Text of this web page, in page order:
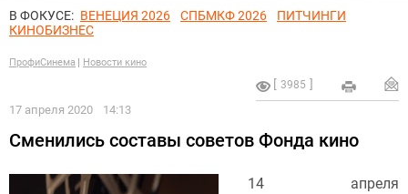
В ФОКУСЕ: ВЕНЕЦИЯ 2026 СПБМКФ 2026
ПИТЧИНГИ
КИНОБИЗНЕС
ПрофиСинема Новости кино
3985
17 апреля 2020 14:13
Сменились составы советов Фонда кино
14 апреля